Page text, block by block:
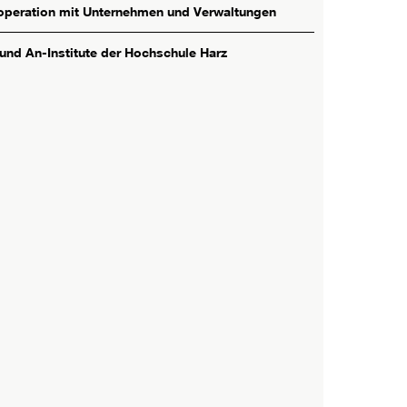
mit Unternehmen und Verwaltungen
An-Institute der Hochschule Harz